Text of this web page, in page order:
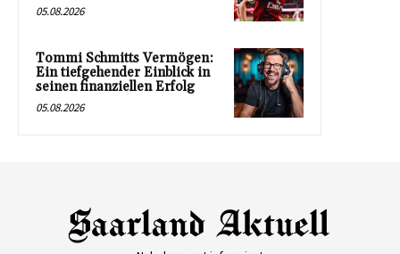
05.08.2026
Tommi Schmitts Vermögen:
Ein tiefgehender Einblick in
seinen finanziellen Erfolg
05.08.2026